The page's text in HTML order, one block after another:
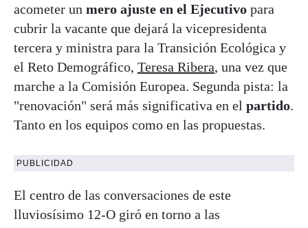
acometer un mero ajuste en el Ejecutivo para
cubrir la vacante que dejará la vicepresidenta
tercera y ministra para la Transición Ecológica y
el Reto Demográfico, Teresa Ribera, una vez que
marche a la Comisión Europea. Segunda pista: la
"renovación" será más significativa en el partido.
Tanto en los equipos como en las propuestas.
PUBLICIDAD
El centro de las conversaciones de este
lluviosísimo 12-O giró en torno a las